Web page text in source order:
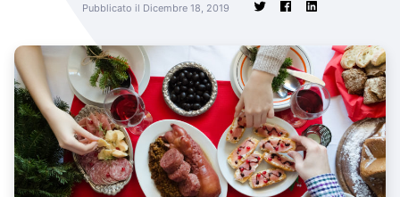
Pubblicato il Dicembre 18, 2019